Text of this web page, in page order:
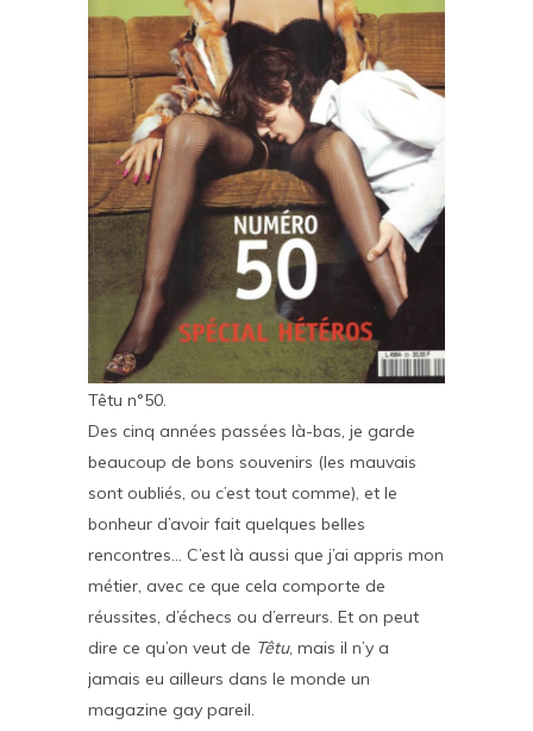
Têtu n°50.
Des cinq années passées là-bas, je garde
beaucoup de bons souvenirs (les mauvais
sont oubliés, ou c’est tout comme), et le
bonheur d’avoir fait quelques belles
rencontres… C’est là aussi que j’ai appris mon
métier, avec ce que cela comporte de
réussites, d’échecs ou d’erreurs. Et on peut
dire ce qu’on veut de Têtu, mais il n’y a
jamais eu ailleurs dans le monde un
magazine gay pareil.